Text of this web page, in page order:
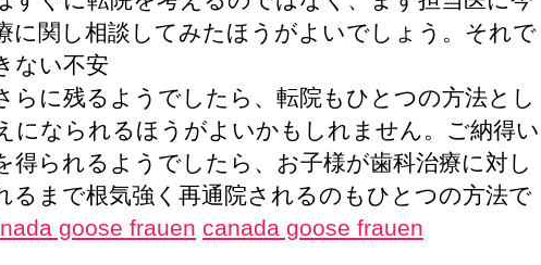
に関し相談してみたほうがよいでしょう。それで
ない不安
らに残るようでしたら、転院もひとつの方法とし
になられるほうがよいかもしれません。ご納得い
得られるようでしたら、お子様が歯科治療に対し
るまで根気強く再通院されるのもひとつの方法で
goose frauen canada goose frauen